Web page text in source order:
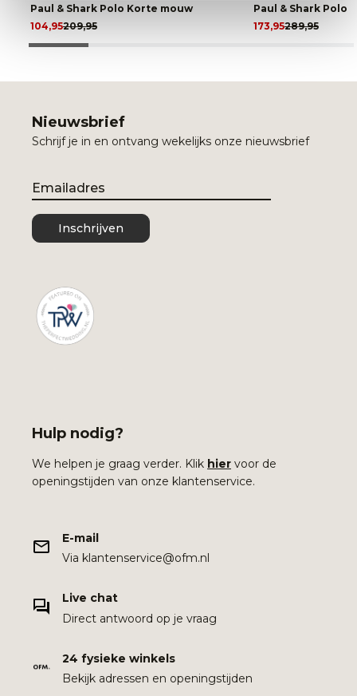
Paul & Shark Polo Korte mouw
209,95
104,95
Paul & Shark Polo
289,95
173,95
Nieuwsbrief
Schrijf je in en ontvang wekelijks onze nieuwsbrief
Email
Inschrijven
Hulp nodig?
We helpen je graag verder. Klik hier voor de
openingstijden van onze klantenservice.
E-mail
Via klantenservice@ofm.nl
Live chat
Direct antwoord op je vraag
24 fysieke winkels
Bekijk adressen en openingstijden